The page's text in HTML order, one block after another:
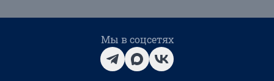
Мы в соцсетях